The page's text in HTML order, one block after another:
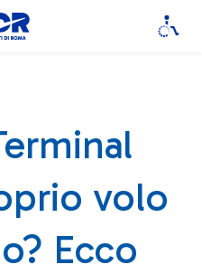
volo
Ecco